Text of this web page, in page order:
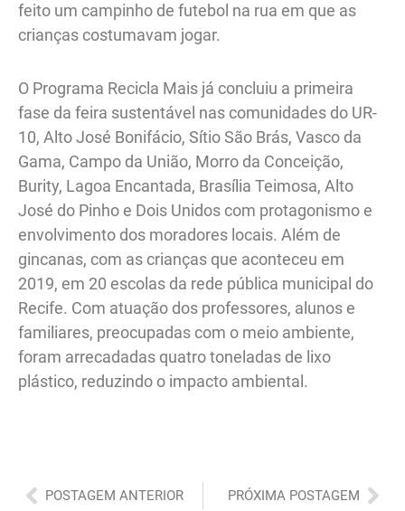
feito um campinho de futebol na rua em que as
crianças costumavam jogar.
O Programa Recicla Mais já concluiu a primeira
fase da feira sustentável nas comunidades do UR-
10, Alto José Bonifácio, Sítio São Brás, Vasco da
Gama, Campo da União, Morro da Conceição,
Burity, Lagoa Encantada, Brasília Teimosa, Alto
José do Pinho e Dois Unidos com protagonismo e
envolvimento dos moradores locais. Além de
gincanas, com as crianças que aconteceu em
2019, em 20 escolas da rede pública municipal do
Recife. Com atuação dos professores, alunos e
familiares, preocupadas com o meio ambiente,
foram arrecadadas quatro toneladas de lixo
plástico, reduzindo o impacto ambiental.
Anterior
POSTAGEM ANTERIOR PRÓXIMA POSTAGEM